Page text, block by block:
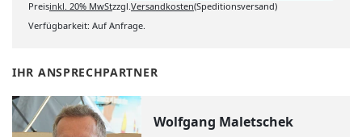
IN DEN WARENKORB
Preisinkl. 20% MwStzzgl.Versandkosten(Speditionsversand)
Verfügbarkeit: Auf Anfrage.
IHR ANSPRECHPARTNER
Wolfgang Maletschek